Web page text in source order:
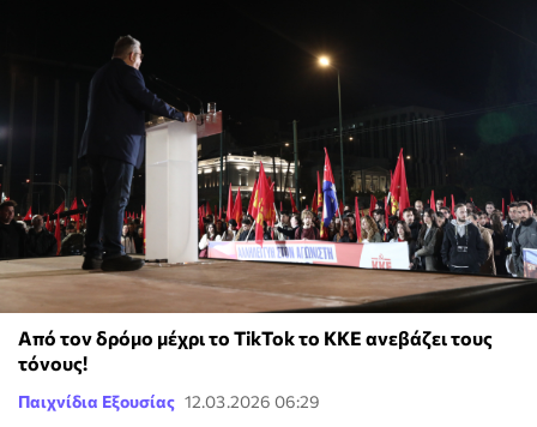
Από τον δρόμο μέχρι το TikTok το ΚΚΕ ανεβάζει τους
τόνους!
Παιχνίδια Εξουσίας 12.03.2026 06:29